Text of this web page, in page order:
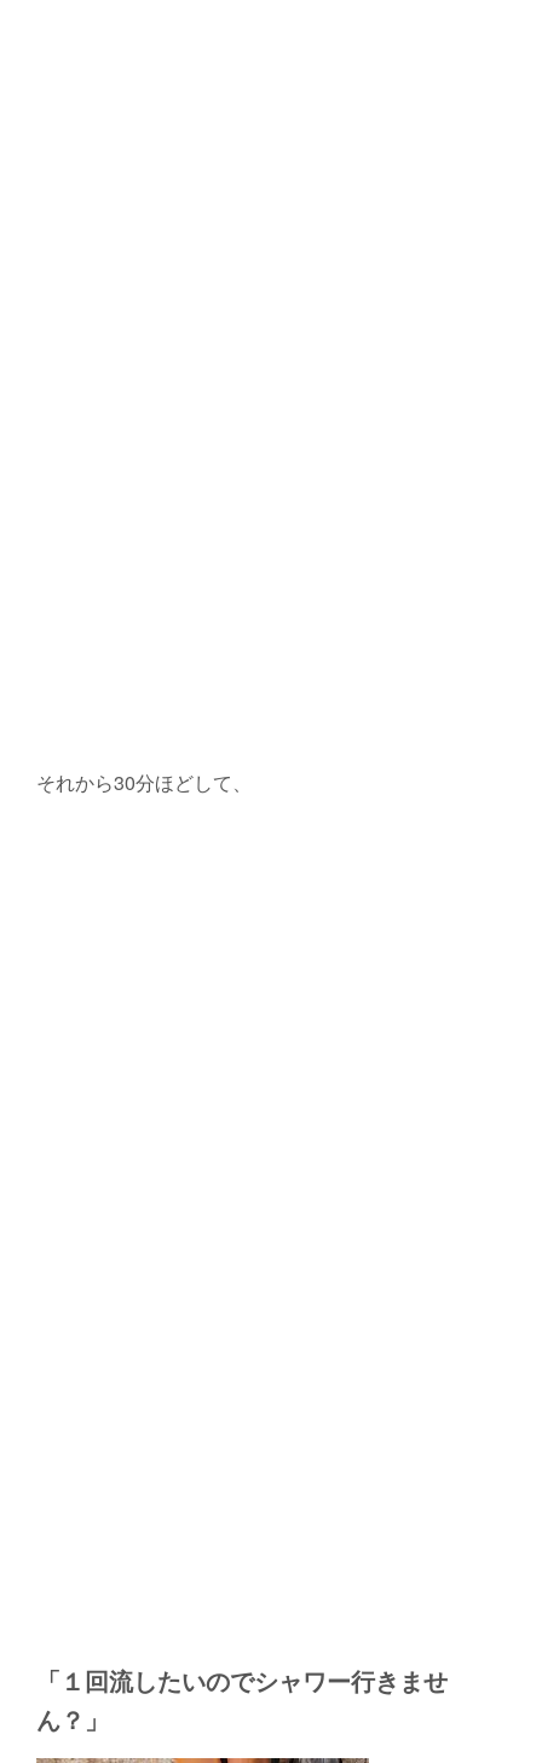
それから30分ほどして、
「１回流したいのでシャワー行きませ
ん？」